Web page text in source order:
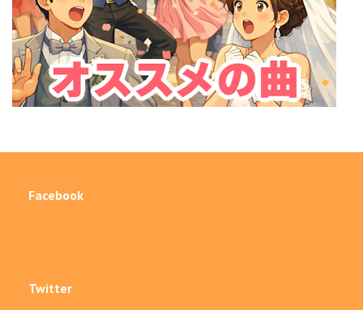
Facebook
Twitter